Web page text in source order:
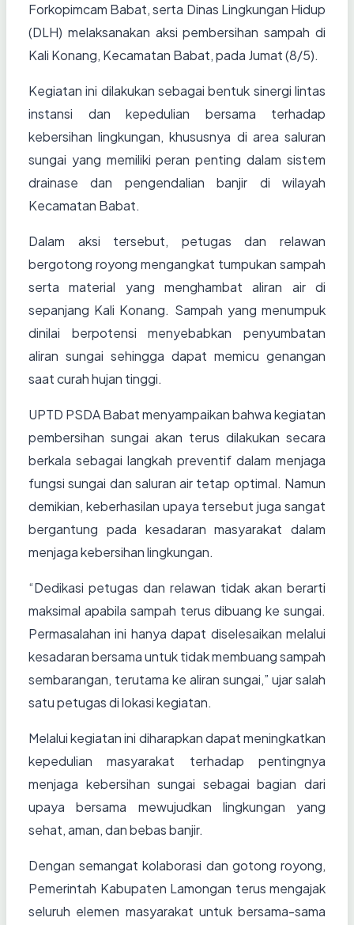
Forkopimcam Babat, serta Dinas Lingkungan Hidup
(DLH) melaksanakan aksi pembersihan sampah di
Kali Konang, Kecamatan Babat, pada Jumat (8/5).
Kegiatan ini dilakukan sebagai bentuk sinergi lintas
instansi dan kepedulian bersama terhadap
kebersihan lingkungan, khususnya di area saluran
sungai yang memiliki peran penting dalam sistem
drainase dan pengendalian banjir di wilayah
Kecamatan Babat.
Dalam aksi tersebut, petugas dan relawan
bergotong royong mengangkat tumpukan sampah
serta material yang menghambat aliran air di
sepanjang Kali Konang. Sampah yang menumpuk
dinilai berpotensi menyebabkan penyumbatan
aliran sungai sehingga dapat memicu genangan
saat curah hujan tinggi.
UPTD PSDA Babat menyampaikan bahwa kegiatan
pembersihan sungai akan terus dilakukan secara
berkala sebagai langkah preventif dalam menjaga
fungsi sungai dan saluran air tetap optimal. Namun
demikian, keberhasilan upaya tersebut juga sangat
bergantung pada kesadaran masyarakat dalam
menjaga kebersihan lingkungan.
“Dedikasi petugas dan relawan tidak akan berarti
maksimal apabila sampah terus dibuang ke sungai.
Permasalahan ini hanya dapat diselesaikan melalui
kesadaran bersama untuk tidak membuang sampah
sembarangan, terutama ke aliran sungai,” ujar salah
satu petugas di lokasi kegiatan.
Melalui kegiatan ini diharapkan dapat meningkatkan
kepedulian masyarakat terhadap pentingnya
menjaga kebersihan sungai sebagai bagian dari
upaya bersama mewujudkan lingkungan yang
sehat, aman, dan bebas banjir.
Dengan semangat kolaborasi dan gotong royong,
Pemerintah Kabupaten Lamongan terus mengajak
seluruh elemen masyarakat untuk bersama-sama